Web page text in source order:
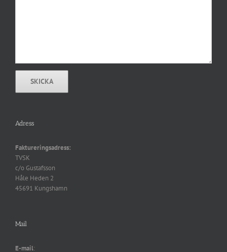
Adress
Faktureringsadress:
TVSK
c/o Gustafsson
Håle Heden 2
45691 Kungshamn
Mail
E-mail: